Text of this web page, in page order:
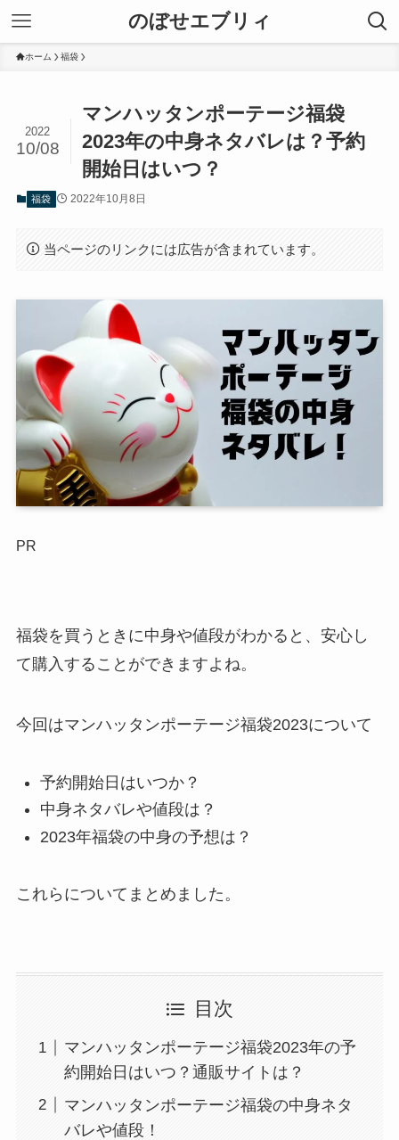
のぼせエブリィ
ホーム 福袋
マンハッタンポーテージ福袋
2023年の中身ネタバレは？予約
開始日はいつ？
2022
10/08
福袋 2022年10月8日
当ページのリンクには広告が含まれています。
PR
福袋を買うときに中身や値段がわかると、安心し
て購入することができますよね。
今回はマンハッタンポーテージ福袋2023について
予約開始日はいつか？
中身ネタバレや値段は？
2023年福袋の中身の予想は？
これらについてまとめました。
目次
マンハッタンポーテージ福袋2023年の予
約開始日はいつ？通販サイトは？
マンハッタンポーテージ福袋の中身ネタ
バレや値段！